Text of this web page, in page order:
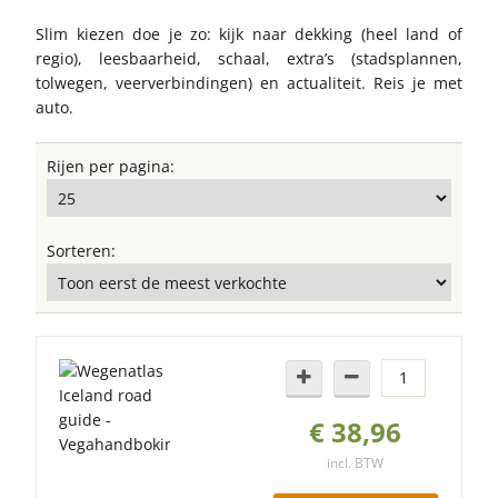
Slim kiezen doe je zo: kijk naar dekking (heel land of
regio), leesbaarheid, schaal, extra’s (stadsplannen,
tolwegen, veerverbindingen) en actualiteit. Reis je met
auto.
Rijen per pagina:
Sorteren:
€ 38,96
incl. BTW